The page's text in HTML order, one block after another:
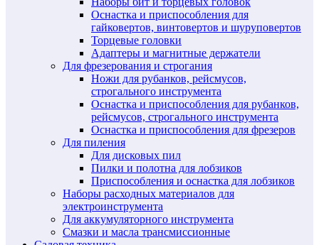
Оснастка и приспособления для
гайковертов, винтовертов и шуруповертов
Торцевые головки
Адаптеры и магнитные держатели
Для фрезерования и строгания
Ножи для рубанков, рейсмусов,
строгального инструмента
Оснастка и приспособления для рубанков,
рейсмусов, строгального инструмента
Оснастка и приспособления для фрезеров
Для пиления
Для дисковых пил
Пилки и полотна для лобзиков
Приспособления и оснастка для лобзиков
Наборы расходных материалов для
электроинструмента
Для аккумуляторного инструмента
Смазки и масла трансмиссионные